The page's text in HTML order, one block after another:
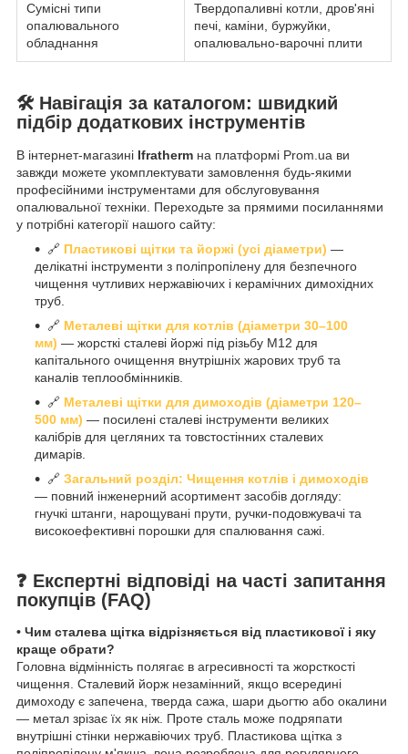
Сумісні типи
опалювального
обладнання
Твердопаливні котли, дров'яні
печі, каміни, буржуйки,
опалювально-варочні плити
🛠️ Навігація за каталогом: швидкий
підбір додаткових інструментів
В інтернет-магазині Ifratherm на платформі Prom.ua ви
завжди можете укомплектувати замовлення будь-якими
професійними інструментами для обслуговування
опалювальної техніки. Переходьте за прямими посиланнями
у потрібні категорії нашого сайту:
🔗 Пластикові щітки та йоржі (усі діаметри) —
делікатні інструменти з поліпропілену для безпечного
чищення чутливих нержавіючих і керамічних димохідних
труб.
🔗 Металеві щітки для котлів (діаметри 30–100
мм) — жорсткі сталеві йоржі під різьбу М12 для
капітального очищення внутрішніх жарових труб та
каналів теплообмінників.
🔗 Металеві щітки для димоходів (діаметри 120–
500 мм) — посилені сталеві інструменти великих
калібрів для цегляних та товстостінних сталевих
димарів.
🔗 Загальний розділ: Чищення котлів і димоходів
— повний інженерний асортимент засобів догляду:
гнучкі штанги, нарощувані прути, ручки-подовжувачі та
високоефективні порошки для спалювання сажі.
❓ Експертні відповіді на часті запитання
покупців (FAQ)
• Чим сталева щітка відрізняється від пластикової і яку
краще обрати?
Головна відмінність полягає в агресивності та жорсткості
чищення. Сталевий йорж незамінний, якщо всередині
димоходу є запечена, тверда сажа, шари дьогтю або окалини
— метал зрізає їх як ніж. Проте сталь може подряпати
внутрішні стінки нержавіючих труб. Пластикова щітка з